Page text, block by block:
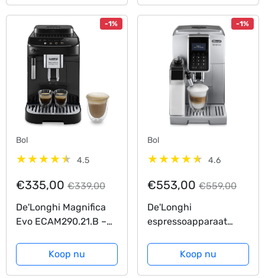
-1%
Bol
4.5
€335,00 €339,00
De'Longhi Magnifica
Evo ECAM290.21.B –
espressomachine –
Zwart
Koop nu
-1%
Bol
4.6
€553,00 €559,00
De'Longhi
espressoapparaat
Koop nu